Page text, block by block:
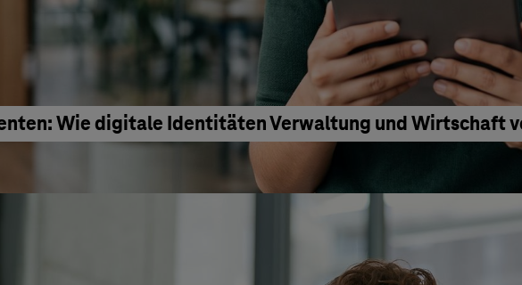
Wie digitale Identitäten Verwaltung und Wirtschaft